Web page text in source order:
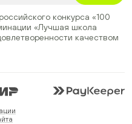
конкурса «100
«Лучшая школа
качеством